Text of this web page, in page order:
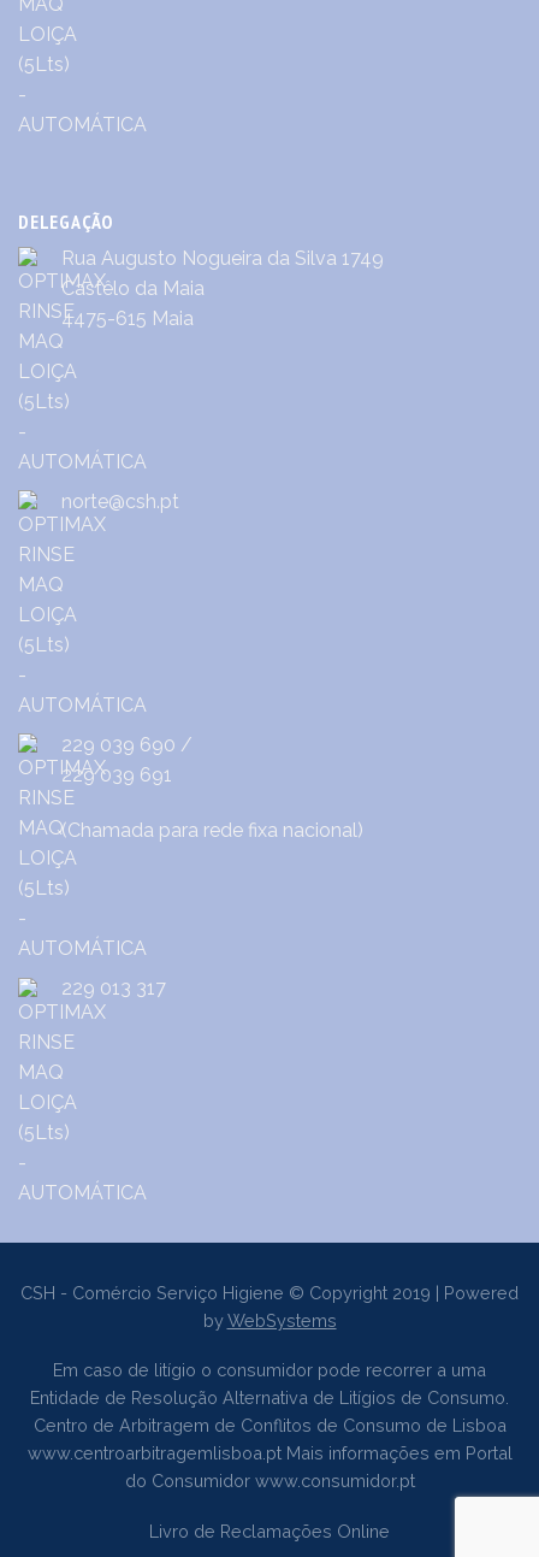
DELEGAÇÃO
Rua Augusto Nogueira da Silva 1749
Castêlo da Maia
4475-615 Maia
norte@csh.pt
229 039 690 /
229 039 691
(Chamada para rede fixa nacional)
229 013 317
CSH - Comércio Serviço Higiene © Copyright 2019 | Powered
byWebSystems
Em caso de litígio o consumidor pode recorrer a uma
Entidade de Resolução Alternativa de Litígios de Consumo.
Centro de Arbitragem de Conflitos de Consumo de Lisboa
www.centroarbitragemlisboa.ptMais informações em Portal
do Consumidor www.consumidor.pt
Livro de Reclamações Online